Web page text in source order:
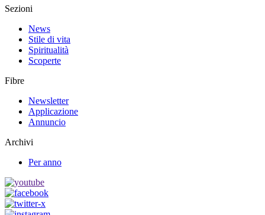
Sezioni
News
Stile di vita
Spiritualità
Scoperte
Fibre
Newsletter
Applicazione
Annuncio
Archivi
Per anno